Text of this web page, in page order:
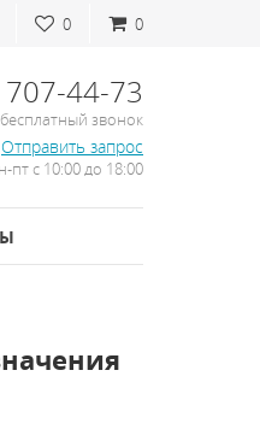
0
0
44-73
бесплатный звонок
Отправить запрос
с 10:00 до 18:00